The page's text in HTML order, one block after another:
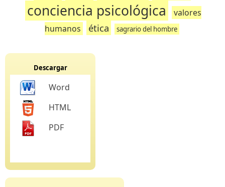
conciencia psicológica
valores
humanos
ética sagrario del hombre
Descargar
Word
HTML
PDF